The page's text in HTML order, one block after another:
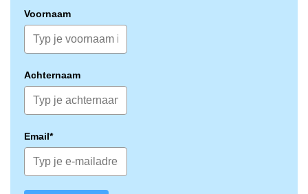
Voornaam
Achternaam
Email*